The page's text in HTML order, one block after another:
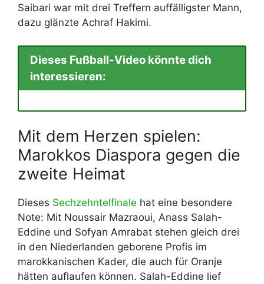
Saibari war mit drei Treffern auffälligster Mann,
dazu glänzte Achraf Hakimi.
Dieses Fußball-Video könnte dich
interessieren:
Mit dem Herzen spielen:
Marokkos Diaspora gegen die
zweite Heimat
Dieses Sechzehntelfinale hat eine besondere
Note: Mit Noussair Mazraoui, Anass Salah-
Eddine und Sofyan Amrabat stehen gleich drei
in den Niederlanden geborene Profis im
marokkanischen Kader, die auch für Oranje
hätten auflaufen können. Salah-Eddine lief